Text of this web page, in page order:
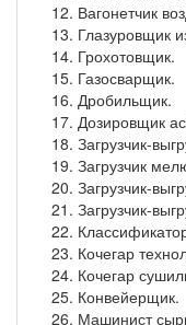
Вагонетчик
Глазуровщик
Грохотовщик.
Газосварщик.
Дробильщик.
Дозировщик
Загрузчик-
Загрузчик
Загрузчик-
Загрузчик-
Кочегар
Кочегар
Конвейерщик.
Машинист